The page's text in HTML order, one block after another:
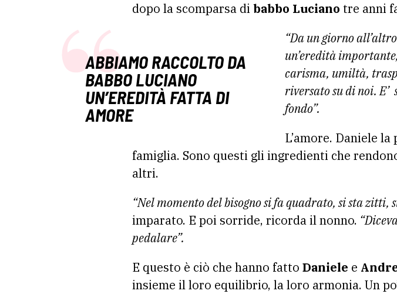
dopo la scomparsa di babbo Luciano tre anni
ABBIAMO RACCOLTO DA
BABBO LUCIANO
UN’EREDITÀ FATTA DI
AMORE
“Da un giorno
un’eredità
carisma, umiltà,
riversato su di noi.
fondo”.
L’amore. Daniele
famiglia. Sono questi gli ingredienti che
altri.
“Nel momento del bisogno si fa quadrato, si sta zitti,
imparato. E poi sorride, ricorda il nonno.
pedalare”.
E questo è ciò che hanno fatto Daniele e
insieme il loro equilibrio, la loro armonia. Un